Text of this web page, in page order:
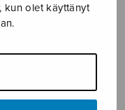
kun olet käyttänyt